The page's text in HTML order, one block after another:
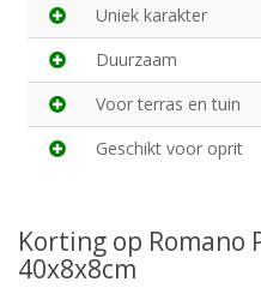
Uniek karakter
Duurzaam
Voor terras en tuin
Geschikt voor oprit
Korting op Romano
40x8x8cm